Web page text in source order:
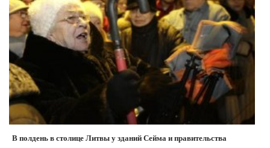
В полдень в столице Литвы у зданий Сейма и правительства